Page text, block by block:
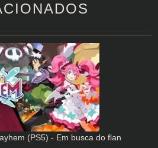
(PS5) - Em busca do flan